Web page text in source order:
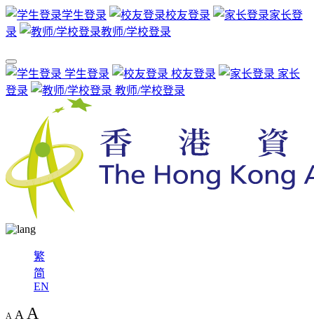
学生登录 校友登录
家长登
录
教师/学校登录
学生登录 校友登录
家长
登录
教师/学校登录
繁
简
EN
A A A